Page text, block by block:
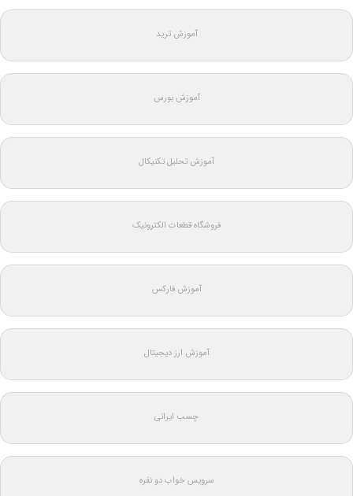
آموزش ترید
آموزش بورس
آموزش تحلیل تکنیکال
فروشگاه قطعات الکترونیک
آموزش فارکس
آموزش ارز دیجیتال
چسب ایرانی
سرویس خواب دو نفره